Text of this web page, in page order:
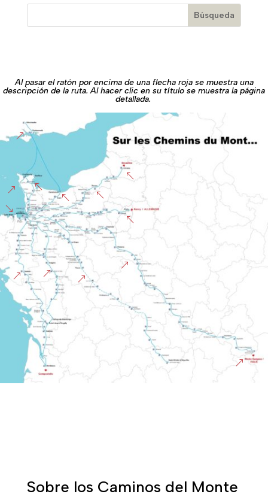
Al pasar el ratón por encima de una flecha roja se muestra una
descripción de la ruta. Al hacer clic en su título se muestra la página
detallada.
&
&
%
%
%
%
%
&
&
&
&
&
'
Sobre los Caminos del Monte